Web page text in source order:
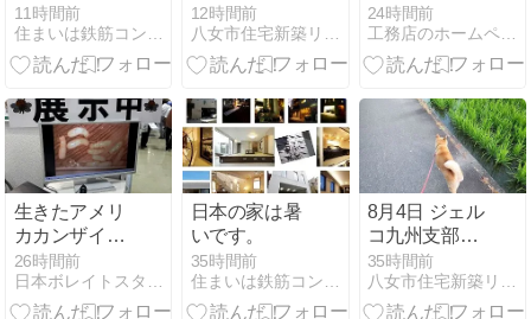
11時間前
壁の町並みH
様木塀修繕工
事完成
12時間前
ージになりた
い人だ見てく
ださい
24時間前
工務店のホームページ集客の実践ブログ：年3棟受注するノウハウ
生きたアメリ
カカンザイシ
ロアリを展示
26時間前
日本の家は暑
いです。
35時間前
8月4日 ジェル
コ九州支部サ
テライトセミ
ナー＆フルリ
ノベモデル見
35時間前